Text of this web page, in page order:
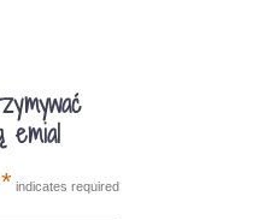
emial
* indicates required